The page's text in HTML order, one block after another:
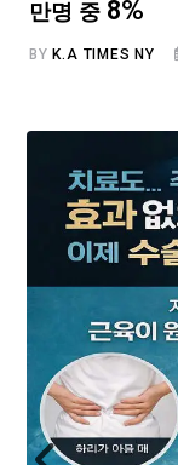
만명 중 8%
BY K.A TIMES NY